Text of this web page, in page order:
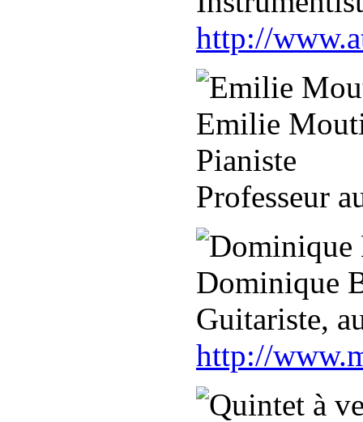
http://
Emilie
Pianiste
Professeur
Dominique
Guitariste,
http://